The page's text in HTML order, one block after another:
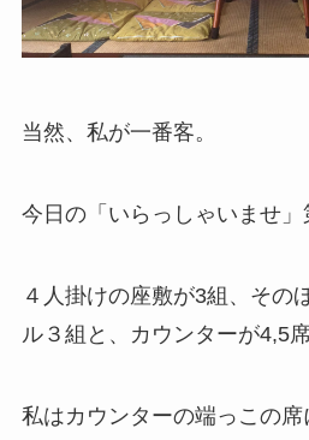
当然、私が一番客。
今日の「いらっしゃいませ」
４人掛けの座敷が3組、その
ル３組と、カウンターが4,5席
私はカウンターの端っこの